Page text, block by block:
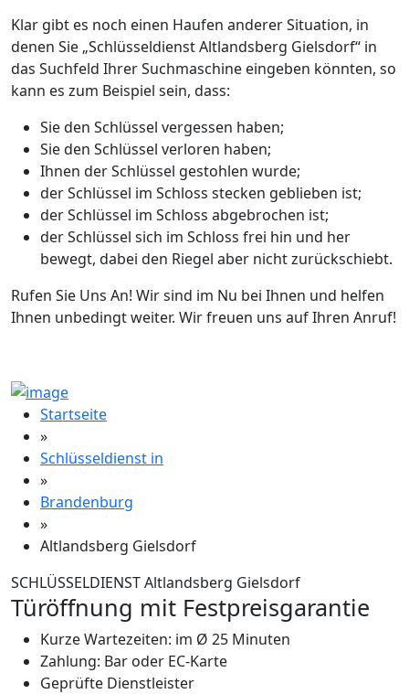
Klar gibt es noch einen Haufen anderer Situation, in
denen Sie „Schlüsseldienst Altlandsberg Gielsdorf“ in
das Suchfeld Ihrer Suchmaschine eingeben könnten, so
kann es zum Beispiel sein, dass:
Sie den Schlüssel vergessen haben;
Sie den Schlüssel verloren haben;
Ihnen der Schlüssel gestohlen wurde;
der Schlüssel im Schloss stecken geblieben ist;
der Schlüssel im Schloss abgebrochen ist;
der Schlüssel sich im Schloss frei hin und her
bewegt, dabei den Riegel aber nicht zurückschiebt.
Rufen Sie Uns An! Wir sind im Nu bei Ihnen und helfen
Ihnen unbedingt weiter. Wir freuen uns auf Ihren Anruf!
Startseite
»
Schlüsseldienst in
»
Brandenburg
»
Altlandsberg Gielsdorf
SCHLÜSSELDIENST Altlandsberg Gielsdorf
Türöffnung mit Festpreisgarantie
Kurze Wartezeiten: im Ø 25 Minuten
Zahlung: Bar oder EC-Karte
Geprüfte Dienstleister